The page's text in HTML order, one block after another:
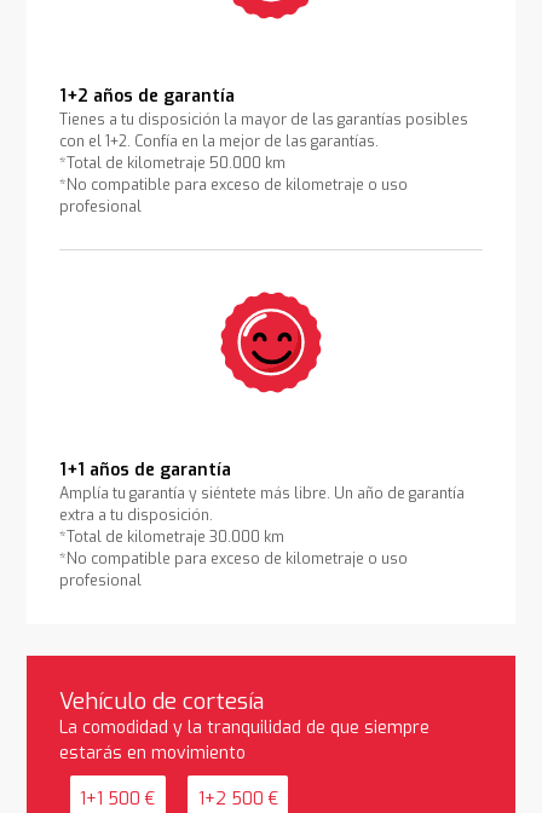
1+2 años de garantía
Tienes a tu disposición la mayor de las garantías posibles
con el 1+2. Confía en la mejor de las garantías.
*Total de kilometraje 50.000 km
*No compatible para exceso de kilometraje o uso
profesional
1+1 años de garantía
Amplía tu garantía y siéntete más libre. Un año de garantía
extra a tu disposición.
*Total de kilometraje 30.000 km
*No compatible para exceso de kilometraje o uso
profesional
Vehículo de cortesía
La comodidad y la tranquilidad de que siempre
estarás en movimiento
1+1 500 € 1+2 500 €